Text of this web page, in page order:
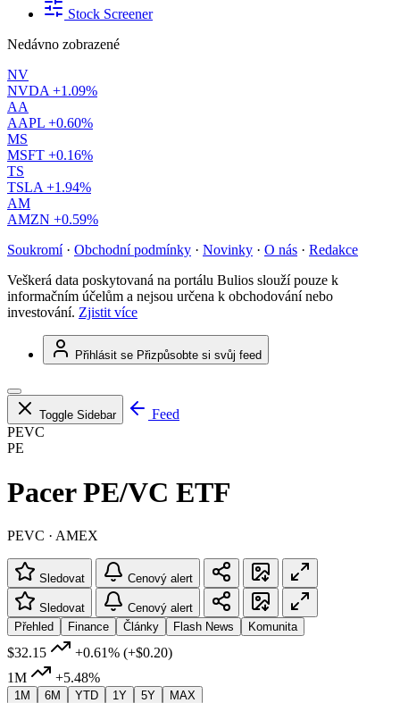
Stock Screener
Nedávno zobrazené
NV
NVDA +1.09%
AA
AAPL +0.60%
MS
MSFT +0.16%
TS
TSLA +1.94%
AM
AMZN +0.59%
Soukromí · Obchodní podmínky · Novinky · O nás · Redakce
Veškerá data poskytovaná na portálu Bulios slouží pouze k
informačním účelům a nejsou určena k obchodování nebo
investování. Zjistit více
Přihlásit se Přizpůsobte si svůj feed
Toggle Sidebar
Feed
PEVC
PE
Pacer PE/VC ETF
PEVC · AMEX
Sledovat Cenový alert
Sledovat
Cenový alert
Přehled
Finance Články Flash News Komunita
$32.15 +0.61% (+$0.20)
1M
+5.48%
1M 6M YTD 1Y 5Y MAX